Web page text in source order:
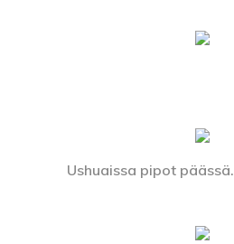
Ushuaissa pipot päässä.